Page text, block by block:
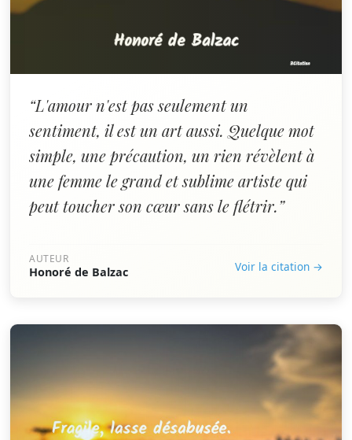
“L'amour n'est pas seulement un
sentiment, il est un art aussi. Quelque mot
simple, une précaution, un rien révèlent à
une femme le grand et sublime artiste qui
peut toucher son cœur sans le flétrir.”
AUTEUR
Honoré de Balzac Voir la citation →